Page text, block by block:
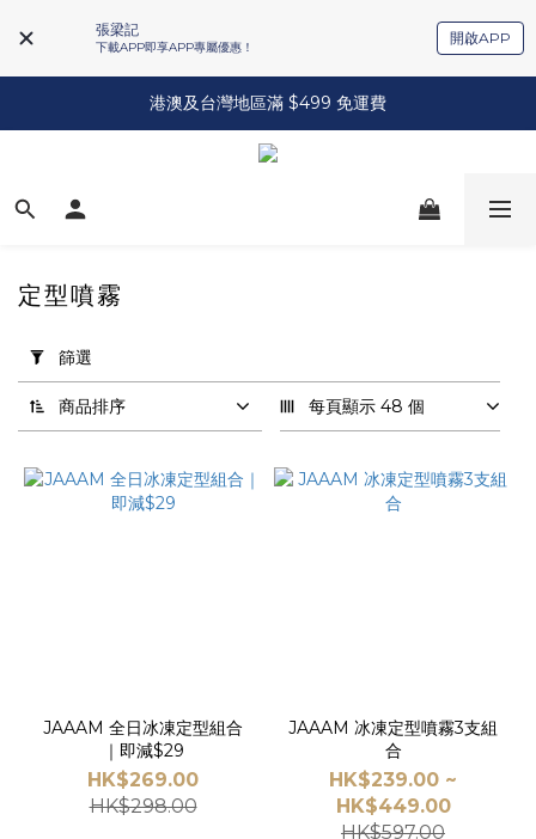
張梁記
下載APP即享APP專屬優惠！
開啟APP
港澳及台灣地區滿 $499 免運費
用
篩
選
(0/20)
品
(1)
定型噴霧
篩選
商品排序 每頁顯示 48 個
JAAAM 全日冰凍定型組合
｜即減$29
HK$269.00
HK$298.00
JAAAM 冰凍定型噴霧3支組
合
HK$239.00 ~
HK$449.00
HK$597.00